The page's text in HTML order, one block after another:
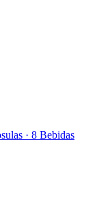
· 8 Bebidas